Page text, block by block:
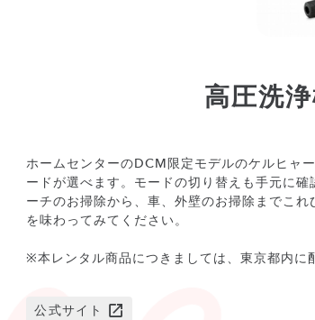
高圧洗
ホームセンターのDCM限定モデルのケルヒャ
ードが選べます。モードの切り替えも手元に
ーチのお掃除から、車、外壁のお掃除までこ
を味わってみてください。
※本レンタル商品につきましては、東京都内に
公式サイト